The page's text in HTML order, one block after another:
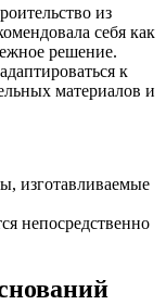
из
себя как
решение.
к
материалов и
изготавливаемые
непосредственно